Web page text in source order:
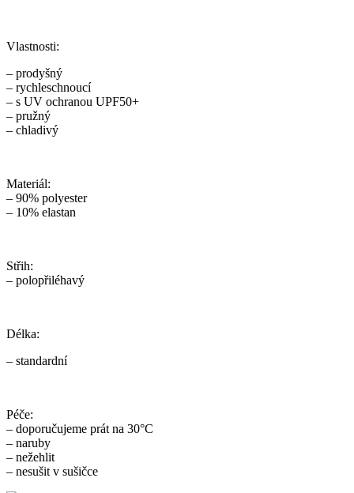
Vlastnosti:
– prodyšný
– rychleschnoucí
– s UV ochranou UPF50+
– pružný
– chladivý
Materiál:
– 90% polyester
– 10% elastan
Střih:
– polopřiléhavý
Délka:
– standardní
Péče:
– doporučujeme prát na 30°C
– naruby
– nežehlit
– nesušit v sušičce